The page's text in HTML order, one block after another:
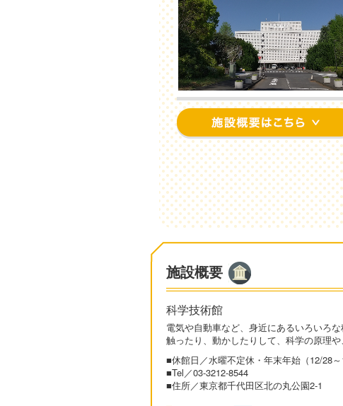
施設概要
科学技術館
電気や自動車など、身近にあるいろいろ
触ったり、動かしたりして、科学の原理
■休館日／水曜不定休・年末年始（12/28～
■Tel／03-3212-8544
■住所／東京都千代田区北の丸公園2-1